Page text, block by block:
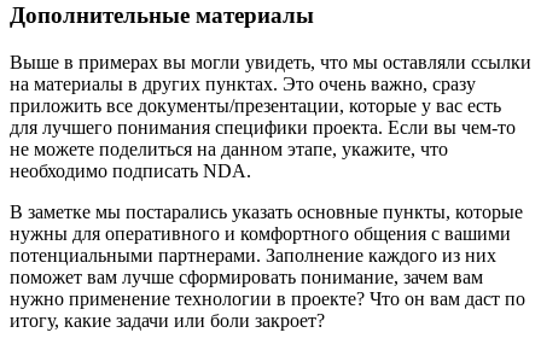
Дополнительные материалы
Выше в примерах вы могли увидеть, что мы оставляли ссылки
на материалы в других пунктах. Это очень важно, сразу
приложить все документы/презентации, которые у вас есть
для лучшего понимания специфики проекта. Если вы чем-то
не можете поделиться на данном этапе, укажите, что
необходимо подписать NDA.
В заметке мы постарались указать основные пункты, которые
нужны для оперативного и комфортного общения с вашими
потенциальными партнерами. Заполнение каждого из них
поможет вам лучше сформировать понимание, зачем вам
нужно применение технологии в проекте? Что он вам даст по
итогу, какие задачи или боли закроет?